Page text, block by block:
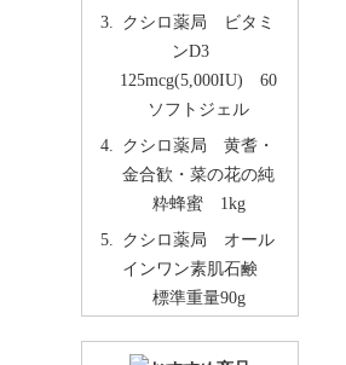
クシロ薬局 ビタミ
ンD3
125mcg(5,000IU) 60
ソフトジェル
クシロ薬局 黄耆・
金合歓・菜の花の純
粋蜂蜜 1kg
クシロ薬局 オール
インワン素肌石鹸
標準重量90g